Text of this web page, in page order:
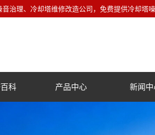
治理、冷却塔维修改造公司，免费提供冷却塔
科 产品中心 新闻